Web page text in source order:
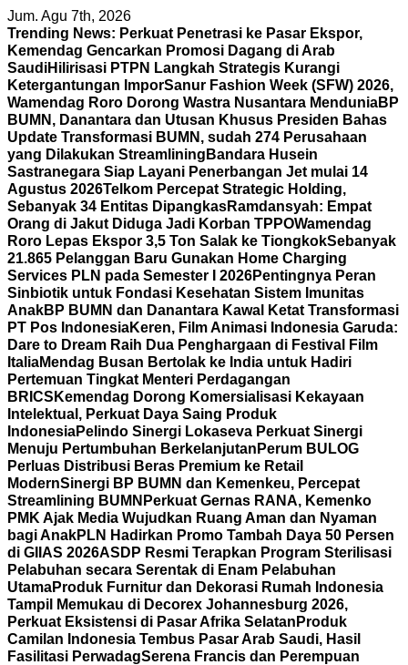
Skip
to
content
Jum. Agu 7th, 2026
Trending News: Perkuat Penetrasi ke Pasar Ekspor,
Kemendag Gencarkan Promosi Dagang di Arab
SaudiHilirisasi PTPN Langkah Strategis Kurangi
Ketergantungan ImporSanur Fashion Week (SFW) 2026,
Wamendag Roro Dorong Wastra Nusantara MenduniaBP
BUMN, Danantara dan Utusan Khusus Presiden Bahas
Update Transformasi BUMN, sudah 274 Perusahaan
yang Dilakukan Streamlining Bandara Husein
Sastranegara Siap Layani Penerbangan Jet mulai 14
Agustus 2026Telkom Percepat Strategic Holding,
Sebanyak 34 Entitas DipangkasRamdansyah: Empat
Orang di Jakut Diduga Jadi Korban TPPOWamendag
Roro Lepas Ekspor 3,5 Ton Salak ke TiongkokSebanyak
21.865 Pelanggan Baru Gunakan Home Charging
Services PLN pada Semester I 2026Pentingnya Peran
Sinbiotik untuk Fondasi Kesehatan Sistem Imunitas
AnakBP BUMN dan Danantara Kawal Ketat Transformasi
PT Pos IndonesiaKeren, Film Animasi Indonesia Garuda:
Dare to Dream Raih Dua Penghargaan di Festival Film
ItaliaMendag Busan Bertolak ke India untuk Hadiri
Pertemuan Tingkat Menteri Perdagangan
BRICS Kemendag Dorong Komersialisasi Kekayaan
Intelektual, Perkuat Daya Saing Produk
IndonesiaPelindo Sinergi Lokaseva Perkuat Sinergi
Menuju Pertumbuhan Berkelanjutan Perum BULOG
Perluas Distribusi Beras Premium ke Retail
ModernSinergi BP BUMN dan Kemenkeu, Percepat
Streamlining BUMN Perkuat Gernas RANA, Kemenko
PMK Ajak Media Wujudkan Ruang Aman dan Nyaman
bagi AnakPLN Hadirkan Promo Tambah Daya 50 Persen
di GIIAS 2026ASDP Resmi Terapkan Program Sterilisasi
Pelabuhan secara Serentak di Enam Pelabuhan
UtamaProduk Furnitur dan Dekorasi Rumah Indonesia
Tampil Memukau di Decorex Johannesburg 2026,
Perkuat Eksistensi di Pasar Afrika Selatan Produk
Camilan Indonesia Tembus Pasar Arab Saudi, Hasil
Fasilitasi PerwadagSerena Francis dan Perempuan